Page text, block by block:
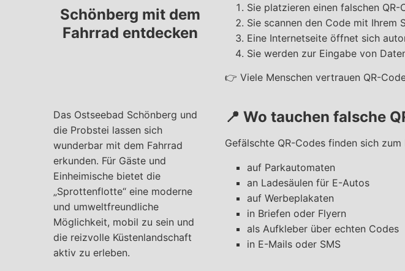
Schönberg mit dem
Fahrrad entdecken
Das Ostseebad Schönberg und
die Probstei lassen sich
wunderbar mit dem Fahrrad
erkunden. Für Gäste und
Einheimische bietet die
„Sprottenflotte“ eine moderne
und umweltfreundliche
Möglichkeit, mobil zu sein und
die reizvolle Küstenlandschaft
aktiv zu erleben.
Sie platzieren einen falschen QR-
Sie scannen den Code mit Ihrem
Eine Internetseite öffnet sich
Sie werden zur Eingabe von
👉 Viele Menschen vertrauen QR-
📍 Wo tauchen falsche
Gefälschte QR-Codes finden sich zum
auf Parkautomaten
an Ladesäulen für E-Autos
auf Werbeplakaten
in Briefen oder Flyern
als Aufkleber über echten Codes
in E-Mails oder SMS